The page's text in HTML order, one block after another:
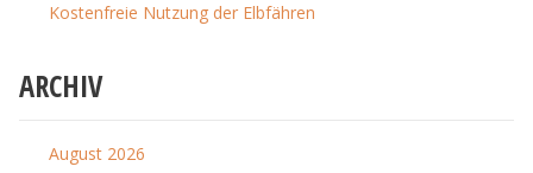
Kostenfreie Nutzung der Elbfähren
ARCHIV
August 2026